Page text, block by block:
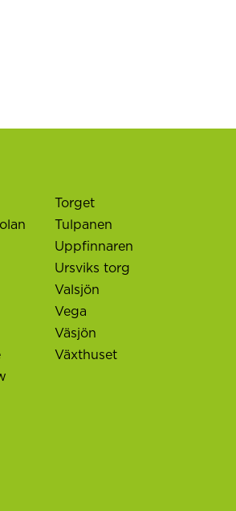
Torget
Tulpanen
Uppfinnaren
Ursviks torg
Valsjön
Vega
Väsjön
Växthuset